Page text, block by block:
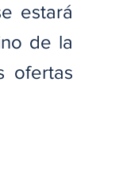
estará
de la
ofertas